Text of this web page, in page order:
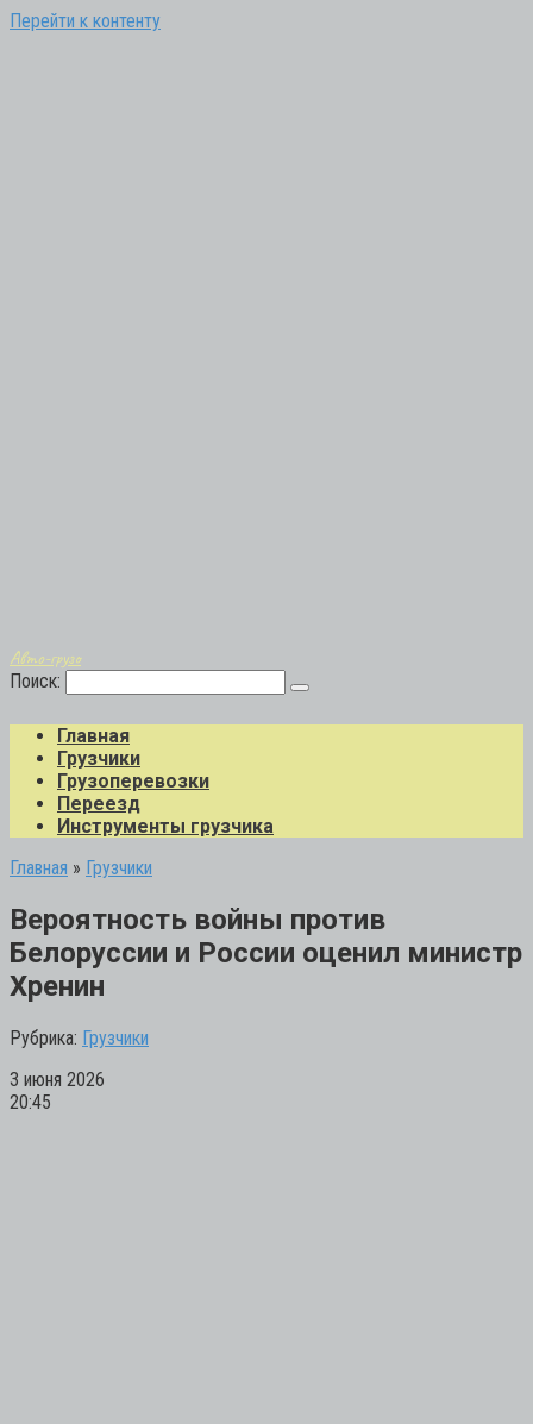
Перейти к контенту
Авто-грузо
Поиск:
Главная
Грузчики
Грузоперевозки
Переезд
Инструменты грузчика
Главная » Грузчики
Вероятность войны против
Белоруссии и России оценил министр
Хренин
Рубрика: Грузчики
3 июня 2026
20:45